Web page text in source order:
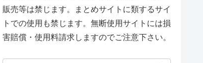
販売等は禁じます。まとめサイトに類するサイ
トでの使用も禁じます。無断使用サイトには損
害賠償・使用料請求しますのでご注意下さい。